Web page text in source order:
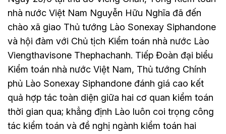
nhà nước Việt Nam Nguyễn Hữu Nghĩa đã đến
chào xã giao Thủ tướng Lào Sonexay Siphandone
và hội đàm với Chủ tịch Kiểm toán nhà nước Lào
Viengthavisone Thephachanh. Tiếp Đoàn đại biểu
Kiểm toán nhà nước Việt Nam, Thủ tướng Chính
phủ Lào Sonexay Siphandone đánh giá cao kết
quả hợp tác toàn diện giữa hai cơ quan kiểm toán
thời gian qua; khẳng định Lào luôn coi trọng công
tác kiểm toán và đề nghị ngành kiểm toán hai